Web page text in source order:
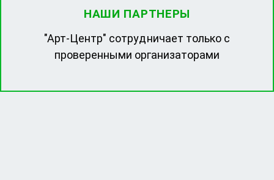
НАШИ ПАРТНЕРЫ
"Арт-Центр" сотрудничает только с
проверенными организаторами